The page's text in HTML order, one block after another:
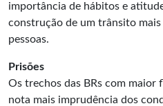
importância de hábitos e
construção de um trânsito
pessoas.
Prisões
Os trechos das BRs com maior
nota mais imprudência dos